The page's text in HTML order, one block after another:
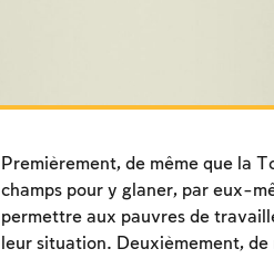
Premièrement, de même que la
champs pour y glaner, par eux-
permettre aux pauvres de
leur situation. Deuxièmement,